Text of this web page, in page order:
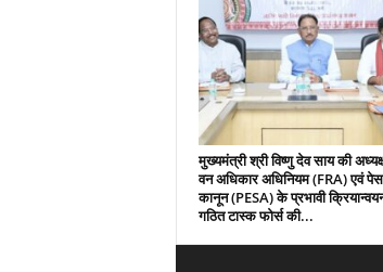
मुख्यमंत्री श्री विष्णु देव साय की
वन अधिकार अधिनियम (FRA) एवं
कानून (PESA) के प्रभावी
गठित टास्क फोर्स की...